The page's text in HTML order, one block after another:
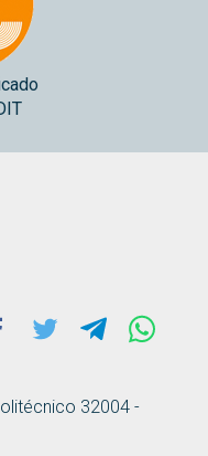
32004 -
Facebook
Twitter Telegram